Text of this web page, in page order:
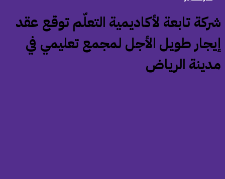
تابعة لأكاديمية التعلّم توقع عقد
طويل الأجل لمجمع تعليمي في
الرياض